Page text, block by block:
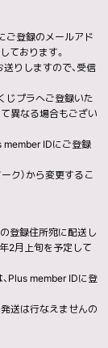
ご登録のメールアド
ております。
りしますので、受信
じプラへご登録いた
て異なる場合もござい
member IDにご登録
ク）から変更するこ
の登録住所宛に配送し
2月上旬を予定して
Plus member IDに登
送は行なえませんの